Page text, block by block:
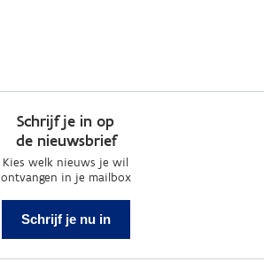
Schrijf je in op
de nieuwsbrief
Kies welk nieuws je wil
ontvangen in je mailbox
Schrijf je nu in